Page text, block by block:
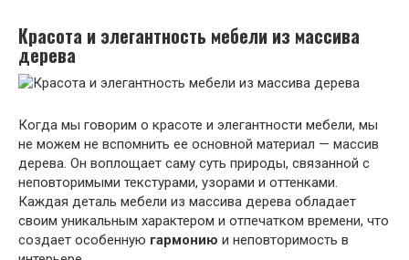
Красота и элегантность мебели из массива
дерева
Когда мы говорим о красоте и элегантности мебели, мы
не можем не вспомнить ее основной материал — массив
дерева. Он воплощает саму суть природы, связанной с
неповторимыми текстурами, узорами и оттенками.
Каждая деталь мебели из массива дерева обладает
своим уникальным характером и отпечатком времени, что
создает особенную гармонию и неповторимость в